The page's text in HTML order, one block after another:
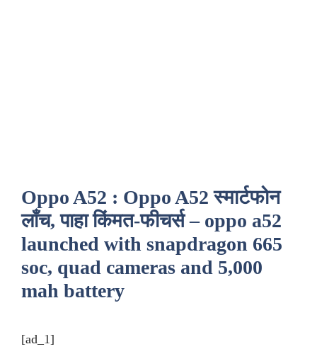
Oppo A52 : Oppo A52 स्मार्टफोन
लाँच, पाहा किंमत-फीचर्स – oppo a52
launched with snapdragon 665
soc, quad cameras and 5,000
mah battery
[ad_1]